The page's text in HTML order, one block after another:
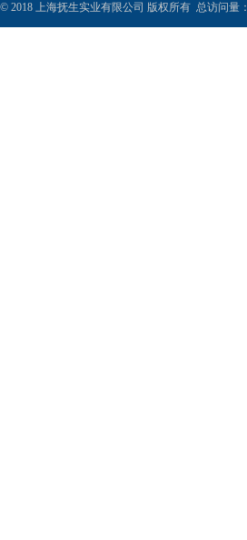
© 2018 上海抚生实业有限公司 版权所有 总访问量：